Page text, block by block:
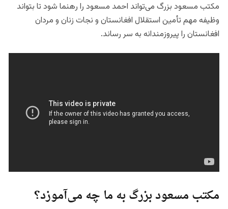
مکتب مسعود بزرگ می‌تواند احمد مسعود را رهنما شود تا بتواند
وظیفه مهم تأمین استقلال افغانستان و نجات زنان و مردان
افغانستان را پیروزمندانه به سر رساند.
مکتب مسعود بزرگ به ما چه می‌آموزد؟